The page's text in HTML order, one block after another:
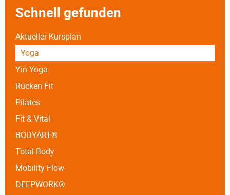
Schnell gefunden
Aktueller Kursplan
Yoga
Yin Yoga
Rücken Fit
Pilates
Fit & Vital
BODYART®
Total Body
Mobility Flow
DEEPWORK®